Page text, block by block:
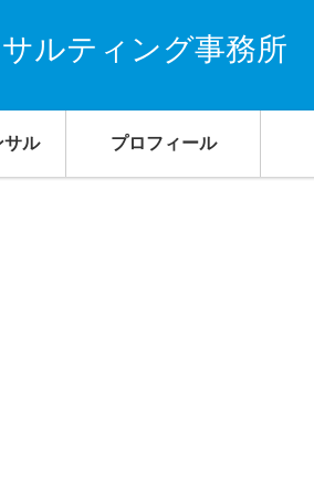
ルティング事務所
サル プロフィール